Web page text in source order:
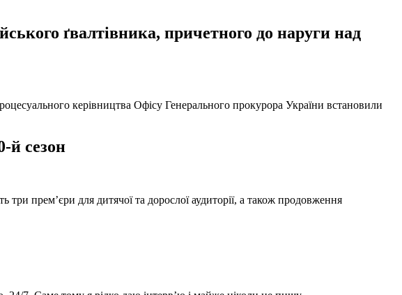
ґвалтівника, причетного до наруги над
керівництва Офісу Генерального прокурора України встановили
й сезон
прем’єри для дитячої та дорослої аудиторії, а також продовження